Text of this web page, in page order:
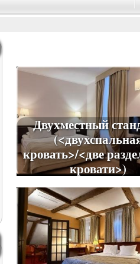
Двухместный
кровать>/<две
кровати>)
Двухместный
(<двухспальная
раздельные
от10800
Люкс «Славия»
от17100